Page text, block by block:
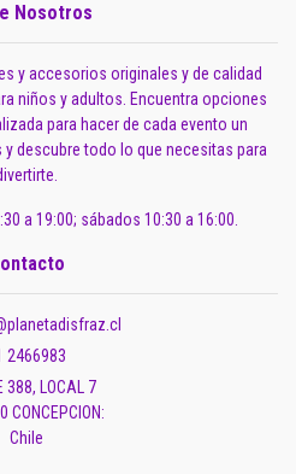
Nosotros
y accesorios originales y de calidad
niños y adultos. Encuentra opciones
para hacer de cada evento un
descubre todo lo que necesitas para
a 19:00; sábados 10:30 a 16:00.
2466983
388, LOCAL 7
CONCEPCION:
Chile